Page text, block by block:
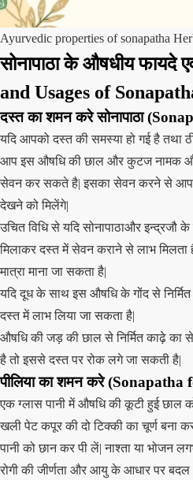
Ayurvedic properties of sonapatha
सोनापाठा के औषधीय फायदे
and Usages of
दस्त का शमन करे सोनापाठा
यदि आपको दस्त की समस्या हो गई है तथा
आप इस औषधि की छाल और कुटज नामक
सेवन कर सकते है| इसका सेवन करने से
देखने को मिलेंगे|
उचित विधि से यदि सोनापाठाऔर इन्द्रजौ
मिलाकर दस्त में सेवन कराने से लाभ
मात्रा माना जा सकता है|
यदि दूध के साथ इस औषधि के गोंद से
दस्त में लाभ लिया जा सकता है|
औषधि की जड़ की छाल से निर्मित काढ़े का
है तो इससे दस्त पर रोक लगे जा सकती है|
पीलिया का शमन करे
एक ग्लास पानी में औषधि की कूटी हुई छाल
खली पेट कपूर की दो टिक्की का चूर्ण बना
पानी को छान कर पी लें| नाश्ता या भोजन
रोगी की जीर्णता और आयु के आधार पर